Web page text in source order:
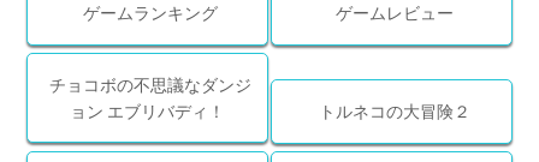
ゲームランキング ゲームレビュー
チョコボの不思議なダンジ
ョン エブリバディ！
トルネコの大冒険２